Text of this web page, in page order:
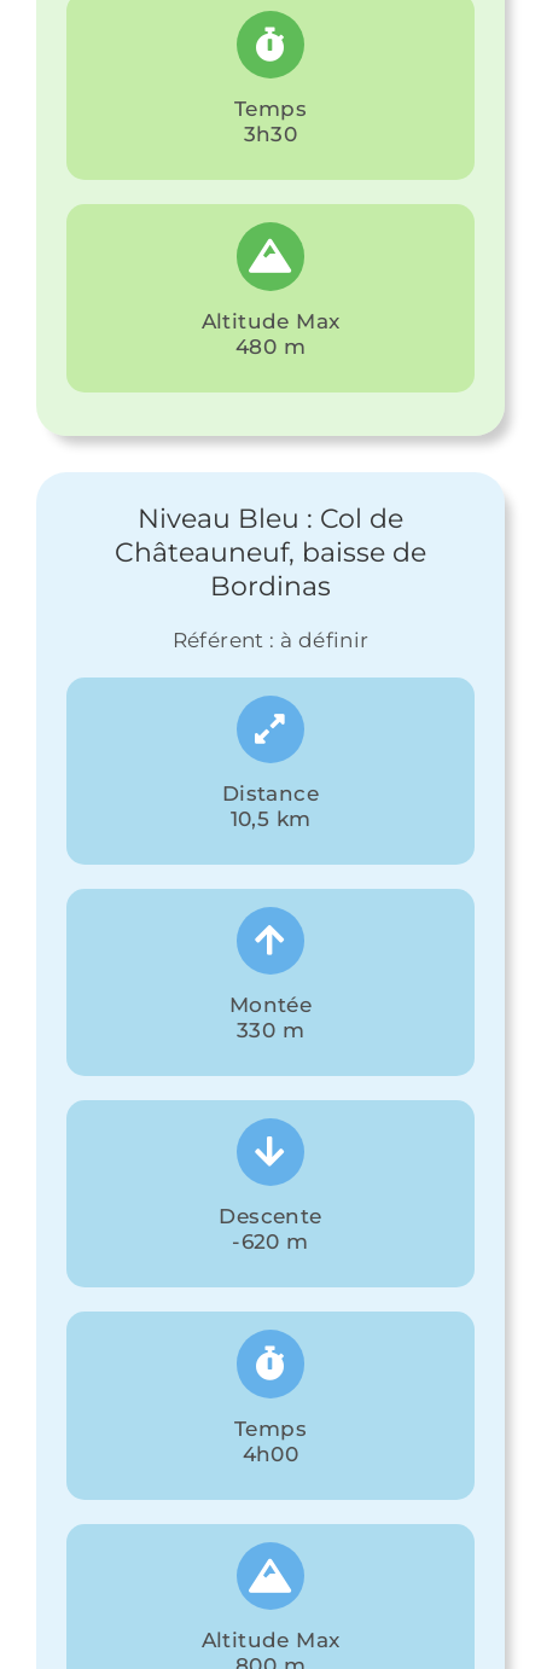
Temps
3h30
Altitude Max
480 m
Niveau Bleu : Col de
Châteauneuf, baisse de
Bordinas
Référent : à définir
Distance
10,5 km
Montée
330 m
Descente
-620 m
Temps
4h00
Altitude Max